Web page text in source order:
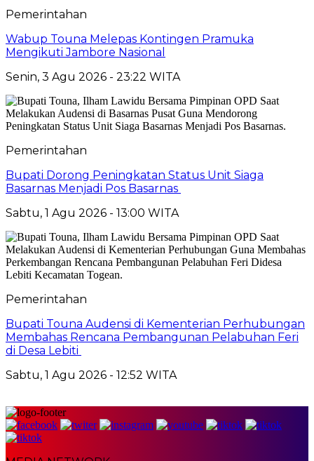
Pemerintahan
Wabup Touna Melepas Kontingen Pramuka
Mengikuti Jambore Nasional
Senin, 3 Agu 2026 - 23:22 WITA
Pemerintahan
Bupati Dorong Peningkatan Status Unit Siaga
Basarnas Menjadi Pos Basarnas
Sabtu, 1 Agu 2026 - 13:00 WITA
Pemerintahan
Bupati Touna Audensi di Kementerian Perhubungan
Membahas Rencana Pembangunan Pelabuhan Feri
di Desa Lebiti
Sabtu, 1 Agu 2026 - 12:52 WITA